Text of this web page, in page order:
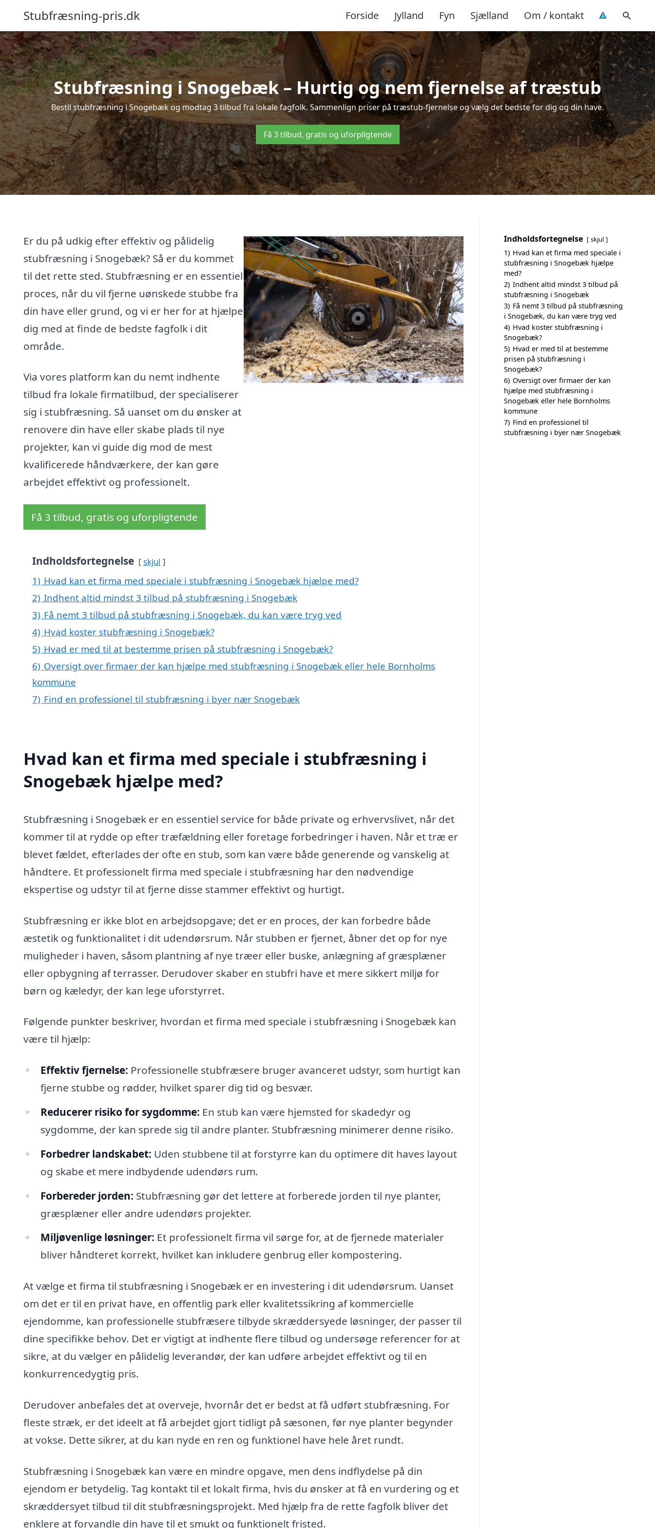
Stubfræsning-pris.dk Forside Jylland Fyn Sjælland Om / kontakt
Stubfræsning i Snogebæk – Hurtig og nem fjernelse af træstub
Bestil stubfræsning i Snogebæk og modtag 3 tilbud fra lokale fagfolk. Sammenlign priser på træstub-fjernelse og vælg det bedste for dig og din have.
Få 3 tilbud, gratis og uforpligtende
Er du på udkig efter effektiv og pålidelig
stubfræsning i Snogebæk? Så er du kommet
til det rette sted. Stubfræsning er en essentiel
proces, når du vil fjerne uønskede stubbe fra
din have eller grund, og vi er her for at hjælpe
dig med at finde de bedste fagfolk i dit
område.
Via vores platform kan du nemt indhente
tilbud fra lokale firmatilbud, der specialiserer
sig i stubfræsning. Så uanset om du ønsker at
renovere din have eller skabe plads til nye
projekter, kan vi guide dig mod de mest
kvalificerede håndværkere, der kan gøre
arbejdet effektivt og professionelt.
Få 3 tilbud, gratis og uforpligtende
Indholdsfortegnelse skjul
1) Hvad kan et firma med speciale i stubfræsning i Snogebæk hjælpe med?
2) Indhent altid mindst 3 tilbud på stubfræsning i Snogebæk
3) Få nemt 3 tilbud på stubfræsning i Snogebæk, du kan være tryg ved
4) Hvad koster stubfræsning i Snogebæk?
5) Hvad er med til at bestemme prisen på stubfræsning i Snogebæk?
6) Oversigt over firmaer der kan hjælpe med stubfræsning i Snogebæk eller hele Bornholms
kommune
7) Find en professionel til stubfræsning i byer nær Snogebæk
Hvad kan et firma med speciale i stubfræsning i
Snogebæk hjælpe med?
Stubfræsning i Snogebæk er en essentiel service for både private og erhvervslivet, når det
kommer til at rydde op efter træfældning eller foretage forbedringer i haven. Når et træ er
blevet fældet, efterlades der ofte en stub, som kan være både generende og vanskelig at
håndtere. Et professionelt firma med speciale i stubfræsning har den nødvendige
ekspertise og udstyr til at fjerne disse stammer effektivt og hurtigt.
Stubfræsning er ikke blot en arbejdsopgave; det er en proces, der kan forbedre både
æstetik og funktionalitet i dit udendørsrum. Når stubben er fjernet, åbner det op for nye
muligheder i haven, såsom plantning af nye træer eller buske, anlægning af græsplæner
eller opbygning af terrasser. Derudover skaber en stubfri have et mere sikkert miljø for
børn og kæledyr, der kan lege uforstyrret.
Følgende punkter beskriver, hvordan et firma med speciale i stubfræsning i Snogebæk kan
være til hjælp:
Effektiv fjernelse: Professionelle stubfræsere bruger avanceret udstyr, som hurtigt kan
fjerne stubbe og rødder, hvilket sparer dig tid og besvær.
Reducerer risiko for sygdomme: En stub kan være hjemsted for skadedyr og
sygdomme, der kan sprede sig til andre planter. Stubfræsning minimerer denne risiko.
Forbedrer landskabet: Uden stubbene til at forstyrre kan du optimere dit haves layout
og skabe et mere indbydende udendørs rum.
Forbereder jorden: Stubfræsning gør det lettere at forberede jorden til nye planter,
græsplæner eller andre udendørs projekter.
Miljøvenlige løsninger: Et professionelt firma vil sørge for, at de fjernede materialer
bliver håndteret korrekt, hvilket kan inkludere genbrug eller kompostering.
At vælge et firma til stubfræsning i Snogebæk er en investering i dit udendørsrum. Uanset
om det er til en privat have, en offentlig park eller kvalitetssikring af kommercielle
ejendomme, kan professionelle stubfræsere tilbyde skræddersyede løsninger, der passer til
dine specifikke behov. Det er vigtigt at indhente flere tilbud og undersøge referencer for at
sikre, at du vælger en pålidelig leverandør, der kan udføre arbejdet effektivt og til en
konkurrencedygtig pris.
Derudover anbefales det at overveje, hvornår det er bedst at få udført stubfræsning. For
fleste stræk, er det ideelt at få arbejdet gjort tidligt på sæsonen, før nye planter begynder
at vokse. Dette sikrer, at du kan nyde en ren og funktionel have hele året rundt.
Stubfræsning i Snogebæk kan være en mindre opgave, men dens indflydelse på din
ejendom er betydelig. Tag kontakt til et lokalt firma, hvis du ønsker at få en vurdering og et
skræddersyet tilbud til dit stubfræsningsprojekt. Med hjælp fra de rette fagfolk bliver det
enklere at forvandle din have til et smukt og funktionelt fristed.
Indholdsfortegnelse skjul
1) Hvad kan et firma med speciale i
stubfræsning i Snogebæk hjælpe
med?
2) Indhent altid mindst 3 tilbud på
stubfræsning i Snogebæk
3) Få nemt 3 tilbud på stubfræsning
i Snogebæk, du kan være tryg ved
4) Hvad koster stubfræsning i
Snogebæk?
5) Hvad er med til at bestemme
prisen på stubfræsning i
Snogebæk?
6) Oversigt over firmaer der kan
hjælpe med stubfræsning i
Snogebæk eller hele Bornholms
kommune
7) Find en professionel til
stubfræsning i byer nær Snogebæk